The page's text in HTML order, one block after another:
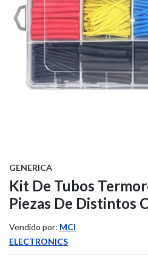
GENERICA
Kit De Tubos
Piezas De Distintos
Vendido por: MCI
ELECTRONICS